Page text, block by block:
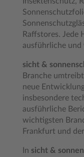
Raffstores. Jede
ausführliche und
sicht &
Branche
neue
insbesondere
ausführliche
wichtigsten
Frankfurt und
In sicht &